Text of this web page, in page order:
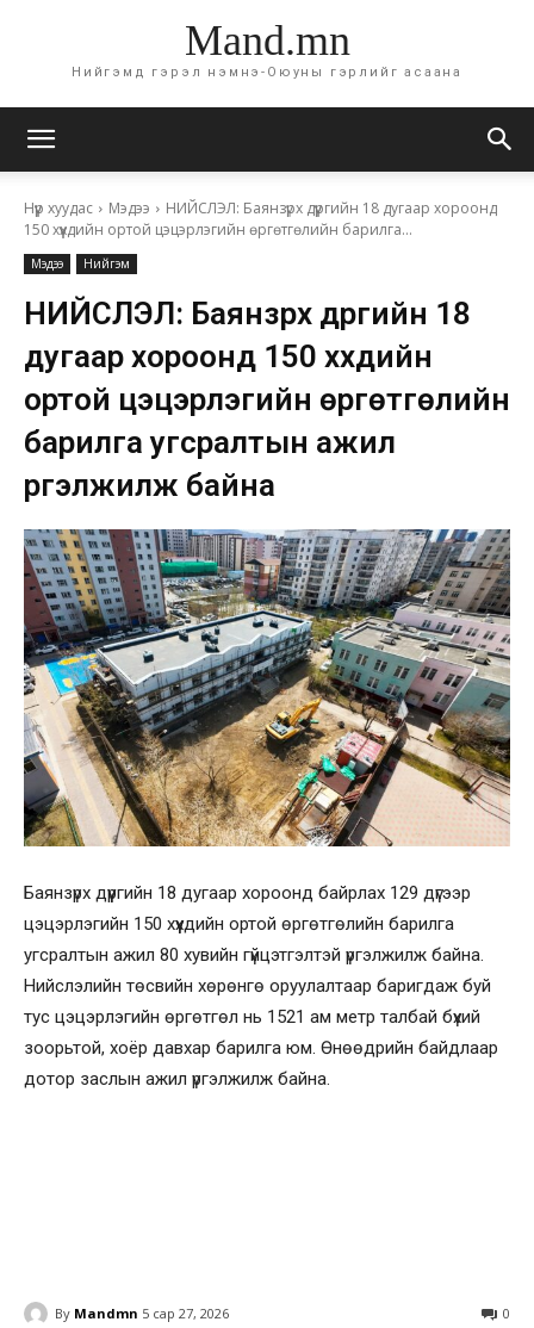
Mand.mn
Нийгэмд гэрэл нэмнэ-Оюуны гэрлийг асаана
Нүүр хуудас Мэдээ
НИЙСЛЭЛ: Баянзүрх дүүргийн 18 дугаар хороонд
150 хүүхдийн ортой цэцэрлэгийн өргөтгөлийн барилга...
Мэдээ Нийгэм
НИЙСЛЭЛ: Баянзүрх дүүргийн 18
дугаар хороонд 150 хүүхдийн
ортой цэцэрлэгийн өргөтгөлийн
барилга угсралтын ажил
үргэлжилж байна
Баянзүрх дүүргийн 18 дугаар хороонд байрлах 129 дүгээр
цэцэрлэгийн 150 хүүхдийн ортой өргөтгөлийн барилга
угсралтын ажил 80 хувийн гүйцэтгэлтэй үргэлжилж байна.
Нийслэлийн төсвийн хөрөнгө оруулалтаар баригдаж буй
тус цэцэрлэгийн өргөтгөл нь 1521 ам метр талбай бүхий
зоорьтой, хоёр давхар барилга юм. Өнөөдрийн байдлаар
дотор заслын ажил үргэлжилж байна.
By Mandmn 5 сар 27, 2026 0